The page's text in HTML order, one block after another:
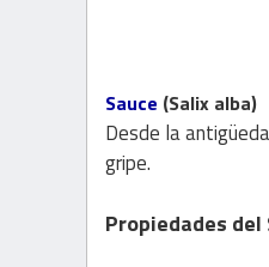
Sauce (Salix alba)
Desde la
gripe.
Propiedades del